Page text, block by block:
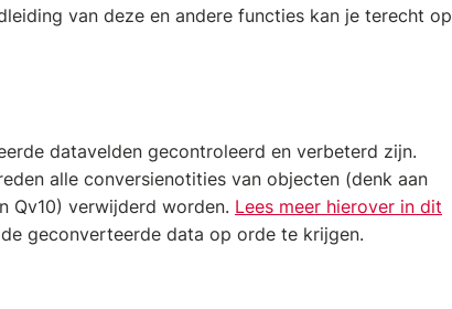
van deze en andere functies kan je terecht op
datavelden gecontroleerd en verbeterd zijn.
alle conversienotities van objecten (denk aan
Qv10) verwijderd worden. Lees meer hierover in dit
geconverteerde data op orde te krijgen.